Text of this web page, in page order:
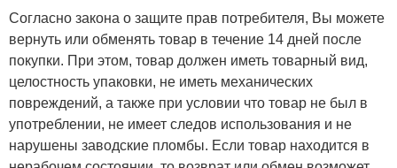
Согласно закона о защите прав потребителя, Вы можете
вернуть или обменять товар в течение 14 дней после
покупки. При этом, товар должен иметь товарный вид,
целостность упаковки, не иметь механических
повреждений, а также при условии что товар не был в
употреблении, не имеет следов использования и не
нарушены заводские пломбы. Если товар находится в